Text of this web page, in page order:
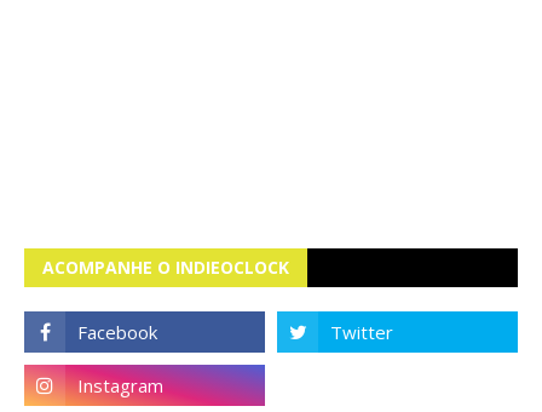
ACOMPANHE O INDIEOCLOCK